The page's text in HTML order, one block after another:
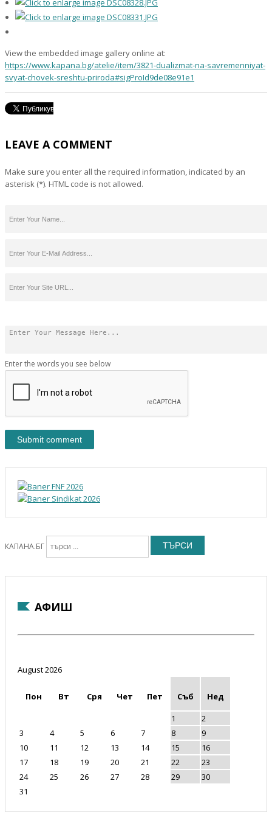
View the embedded image gallery online at:
https://www.kapana.bg/atelie/item/3821-dualizmat-na-savremenniyat-
svyat-chovek-sreshtu-priroda#sigProId9de08e91e1
LEAVE A COMMENT
Make sure you enter all the required information, indicated by an
asterisk (*). HTML code is not allowed.
Enter the words you see below
КАПАНА.БГ ТЪРСИ
АФИШ
August 2026
Пон Вт Сря Чет Пет Съб
Нед
1
2
3
4 5 6 7 8
9
10
11 12 13 14 15
16
17
18 19 20 21 22
23
24
25 26 27 28 29
30
31